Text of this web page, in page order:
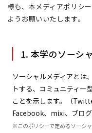
様も、本メディアポリシ
ようお願いいたします。
1. 本学のソーシ
ソーシャルメディアとは
トする、コミュニティー
ことを示します。（
Facebook、mixi、ブログ
※このポリシーで定めるソーシ